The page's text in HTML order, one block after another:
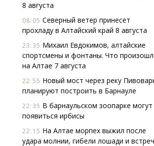
8 августа
08:05 Северный ветер принесет
прохладу в Алтайский край 8 августа
23:35 Михаил Евдокимов, алтайские
спортсмены и фонтаны. Что
на Алтае 7 августа
22:55 Новый мост через реку
планируют построить в Барнауле
22:35 В барнаульском зоопарке могут
появиться ирбисы
22:15 На Алтае морпех выжил после
удара молнии, гибели лошади и